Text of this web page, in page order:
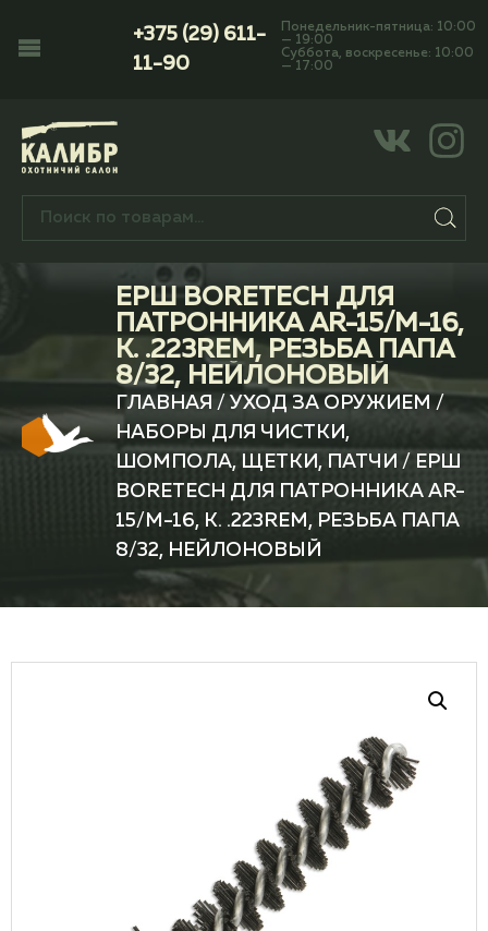
+375 (29) 611-
11-90
Понедельник-пятница: 10:00
— 19:00
Суббота, воскресенье: 10:00
— 17:00
ЕРШ BORETECH ДЛЯ
ПАТРОННИКА AR-15/M-16,
К. .223REM, РЕЗЬБА ПАПА
8/32, НЕЙЛОНОВЫЙ
ГЛАВНАЯ / УХОД ЗА ОРУЖИЕМ /
НАБОРЫ ДЛЯ ЧИСТКИ,
ШОМПОЛА, ЩЕТКИ, ПАТЧИ / ЕРШ
BORETECH ДЛЯ ПАТРОННИКА AR-
15/M-16, К. .223REM, РЕЗЬБА ПАПА
8/32, НЕЙЛОНОВЫЙ